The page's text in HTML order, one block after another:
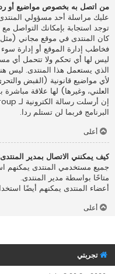
من اتصل به بخصوص مواضيع أو
عليك مراسلة أحد مسؤولي
توجد استجابة بإمكانك التواصل
ليس لها أي تحكم ولا تتحمل أي
لأي مواضيع قانونية (القبض
البرنامج فربما لن تستلم ردا.
أعلى
كيف يمكنني الاتصال بمدير
جميع مستخدمي المنتدى يمكنهم
متاحًا بواسطة مدير المنتدى.
أعضاء المنتدى يمكنهم أيضًا
أعلى
تجربتي